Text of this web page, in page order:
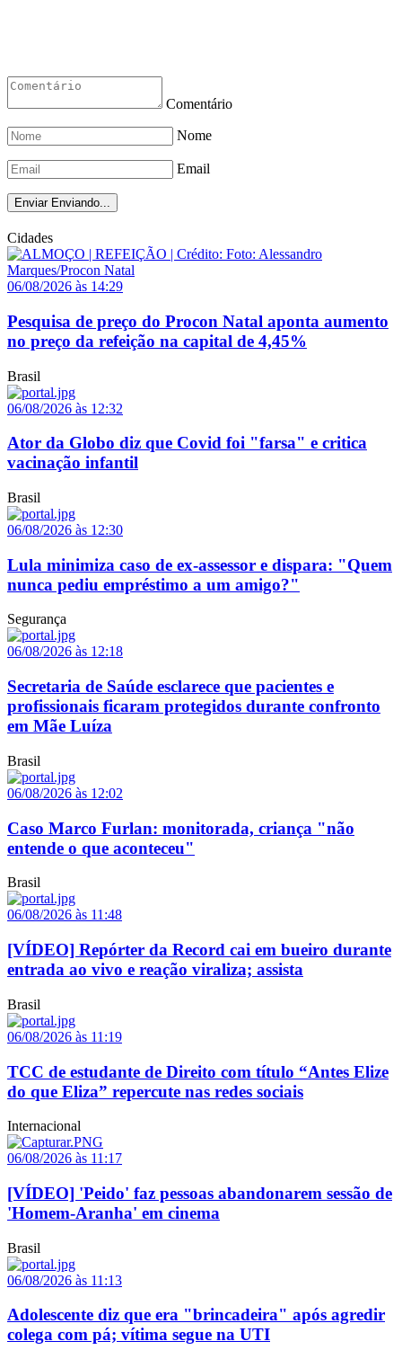
Comentário
Nome
Email
Enviar Enviando...
Cidades
06/08/2026 às 14:29
Pesquisa de preço do Procon Natal aponta aumento
no preço da refeição na capital de 4,45%
Brasil
06/08/2026 às 12:32
Ator da Globo diz que Covid foi "farsa" e critica
vacinação infantil
Brasil
06/08/2026 às 12:30
Lula minimiza caso de ex-assessor e dispara: "Quem
nunca pediu empréstimo a um amigo?"
Segurança
06/08/2026 às 12:18
Secretaria de Saúde esclarece que pacientes e
profissionais ficaram protegidos durante confronto
em Mãe Luíza
Brasil
06/08/2026 às 12:02
Caso Marco Furlan: monitorada, criança "não
entende o que aconteceu"
Brasil
06/08/2026 às 11:48
[VÍDEO] Repórter da Record cai em bueiro durante
entrada ao vivo e reação viraliza; assista
Brasil
06/08/2026 às 11:19
TCC de estudante de Direito com título “Antes Elize
do que Eliza” repercute nas redes sociais
Internacional
06/08/2026 às 11:17
[VÍDEO] 'Peido' faz pessoas abandonarem sessão de
'Homem-Aranha' em cinema
Brasil
06/08/2026 às 11:13
Adolescente diz que era "brincadeira" após agredir
colega com pá; vítima segue na UTI